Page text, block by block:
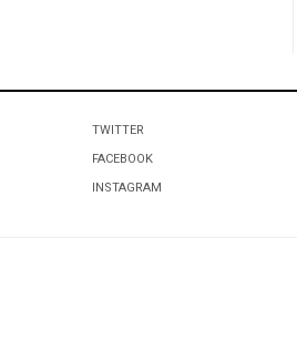
TWITTER
FACEBOOK
INSTAGRAM